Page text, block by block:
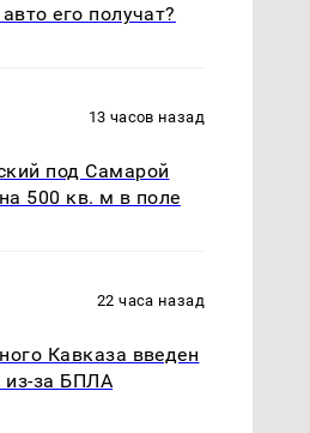
его получат?
13 часов назад
под Самарой
500 кв. м в поле
22 часа назад
Кавказа введен
из-за БПЛА